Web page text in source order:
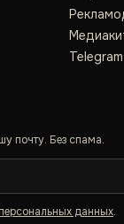
почту. Без спама.
данных.